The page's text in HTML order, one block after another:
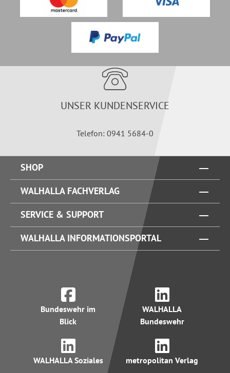
UNSER KUNDENSERVICE
Telefon: 0941 5684-0
SHOP
WALHALLA FACHVERLAG
SERVICE & SUPPORT
WALHALLA INFORMATIONSPORTAL
Bundeswehr im
Blick
WALHALLA
Bundeswehr
WALHALLA Soziales metropolitan Verlag